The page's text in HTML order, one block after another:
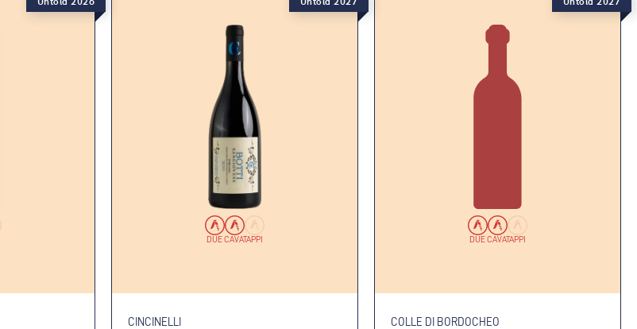
DUE CAVATAPPI
CINCINELLI
DUE CAVATAPPI
COLLE DI BORDOCHEO